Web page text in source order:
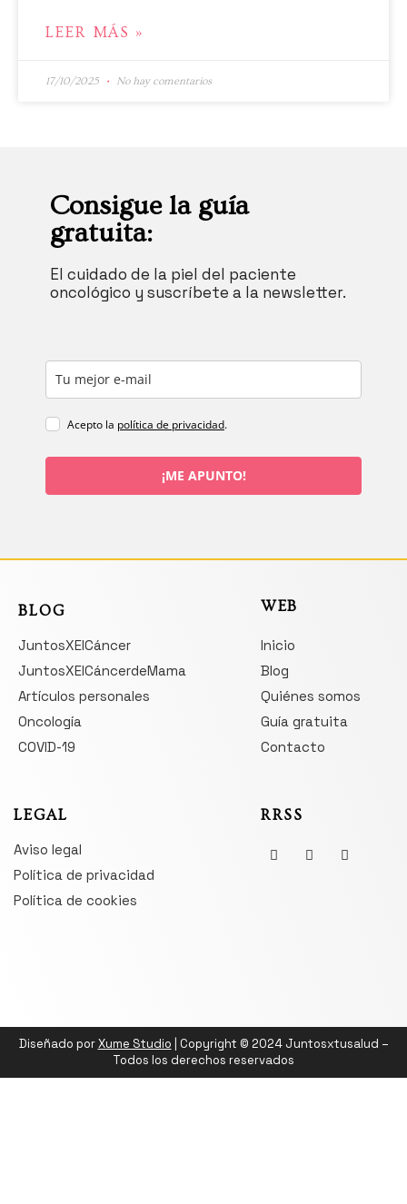
LEER MÁS »
17/10/2025 No hay comentarios
Consigue la guía
gratuita:
El cuidado de la piel del paciente
oncológico y suscríbete a la newsletter.
Acepto la política de privacidad.
¡ME APUNTO!
BLOG
JuntosXElCáncer
JuntosXElCáncerdeMama
Artículos personales
Oncología
COVID-19
WEB
Inicio
Blog
Quiénes somos
Guía gratuita
Contacto
LEGAL
Aviso legal
Política de privacidad
Política de cookies
RRSS
Diseñado porXume Studio | Copyright © 2024 Juntosxtusalud –
Todos los derechos reservados